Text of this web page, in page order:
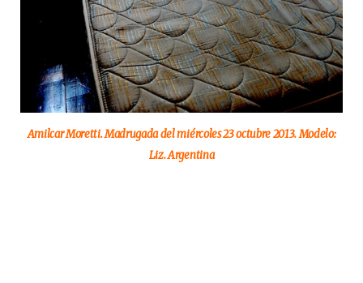
Amilcar Moretti. Madrugada del miércoles 23 octubre 2013. Modelo:
Liz. Argentina